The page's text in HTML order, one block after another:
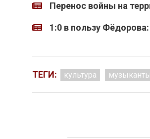
Перенос войны на
1:0 в пользу
ТЕГИ: культура музыканты